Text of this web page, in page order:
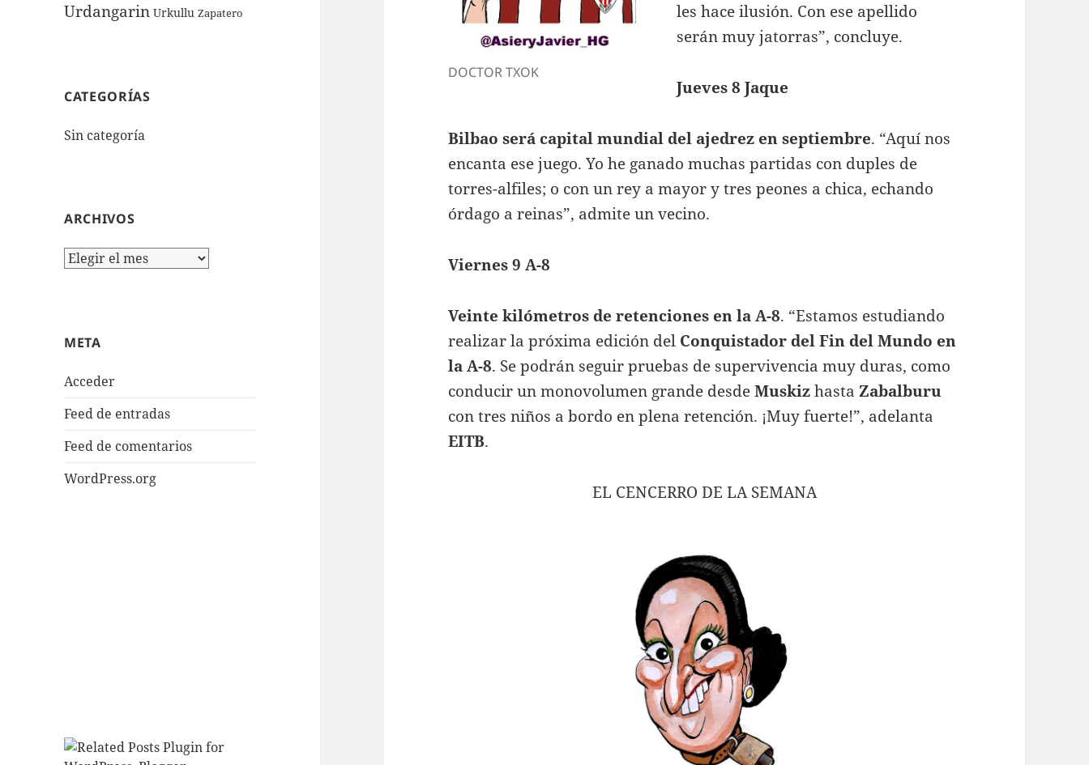
Urdangarin Urkullu Zapatero
CATEGORÍAS
Sin categoría
ARCHIVOS
Archivos
META
Acceder
Feed de entradas
Feed de comentarios
WordPress.org
DOCTOR TXOK
les hace ilusión. Con ese apellido
serán muy jatorras”, concluye.
Jueves 8 Jaque
Bilbao será capital mundial del ajedrez en septiembre. “Aquí nos
encanta ese juego. Yo he ganado muchas partidas con duples de
torres-alfiles; o con un rey a mayor y tres peones a chica, echando
órdago a reinas”, admite un vecino.
Viernes 9 A-8
Veinte kilómetros de retenciones en la A-8. “Estamos estudiando
realizar la próxima edición del Conquistador del Fin del Mundo en
la A-8. Se podrán seguir pruebas de supervivencia muy duras, como
conducir un monovolumen grande desdeMuskizhastaZabalburu
con tres niños a bordo en plena retención. ¡Muy fuerte!”, adelanta
EITB.
EL CENCERRO DE LA SEMANA